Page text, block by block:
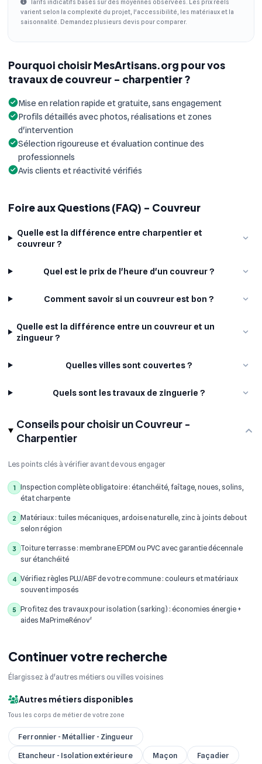
Tarifs indicatifs basés sur des moyennes observées. Les prix réels
varient selon la complexité du projet, l'accessibilité, les matériaux et la
saisonnalité. Demandez plusieurs devis pour comparer.
Pourquoi choisir MesArtisans.org pour vos
travaux de couvreur - charpentier ?
Mise en relation rapide et gratuite, sans engagement
Profils détaillés avec photos, réalisations et zones
d'intervention
Sélection rigoureuse et évaluation continue des
professionnels
Avis clients et réactivité vérifiés
Foire aux Questions (FAQ) - Couvreur
Quelle est la différence entre charpentier et
couvreur ?
Quel est le prix de l'heure d'un couvreur ?
Comment savoir si un couvreur est bon ?
Quelle est la différence entre un couvreur et un
zingueur ?
Quelles villes sont couvertes ?
Quels sont les travaux de zinguerie ?
Conseils pour choisir un Couvreur -
Charpentier
Les points clés à vérifier avant de vous engager
1
Inspection complète obligatoire : étanchéité, faîtage, noues, solins,
état charpente
2
Matériaux : tuiles mécaniques, ardoise naturelle, zinc à joints debout
selon région
3
Toiture terrasse : membrane EPDM ou PVC avec garantie décennale
sur étanchéité
4 Vérifiez règles PLU/ABF de votre commune : couleurs et matériaux
souvent imposés
5
Profitez des travaux pour isolation (sarking) : économies énergie +
aides MaPrimeRénov'
Continuer votre recherche
Élargissez à d'autres métiers ou villes voisines
Autres métiers disponibles
Tous les corps de métier de votre zone
Ferronnier - Métallier - Zingueur
Etancheur - Isolation extérieure
Maçon
Façadier